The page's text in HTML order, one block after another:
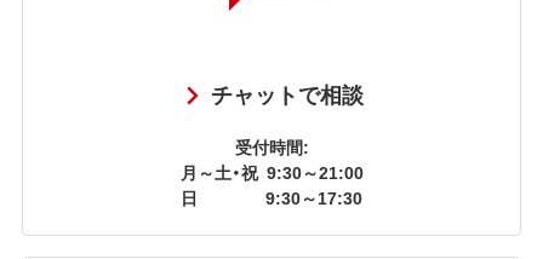
チャットで相談
受付時間:
月～土・祝 9:30～21:00
日
9:30～17:30